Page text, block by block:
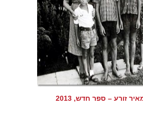
זורע – ספר חדש, 2013